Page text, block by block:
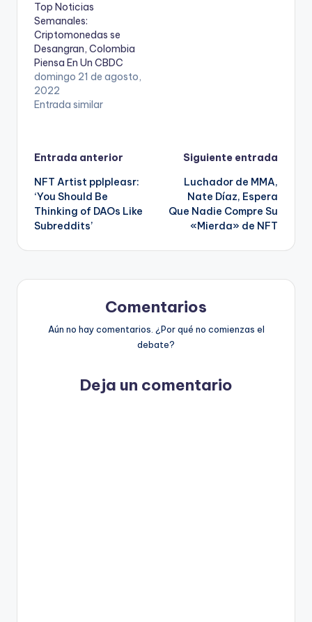
Top Noticias
Semanales:
Criptomonedas se
Desangran, Colombia
Piensa En Un CBDC
domingo 21 de agosto,
2022
Entrada similar
Navegación
de
entradas
Entrada anterior
NFT Artist pplpleasr:
‘You Should Be
Thinking of DAOs Like
Subreddits’
Siguiente entrada
Luchador de MMA,
Nate Díaz, Espera
Que Nadie Compre Su
«Mierda» de NFT
Comentarios
Aún no hay comentarios. ¿Por qué no comienzas el
debate?
Deja un comentario